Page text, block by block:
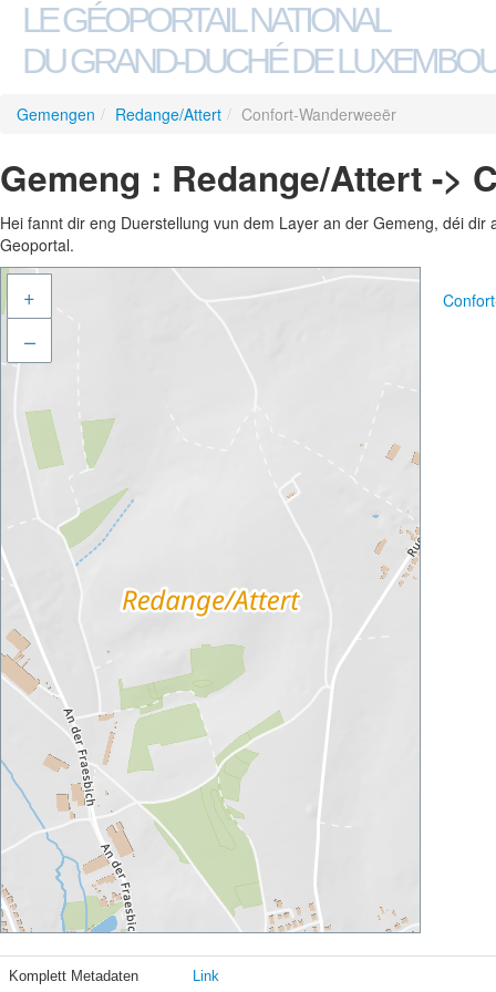
LE GÉOPORTAIL NATIONAL
DU GRAND-DUCHÉ DE
Gemengen / Redange/Attert / Confort-Wanderweeër
Gemeng : Redange/Attert ->
Hei fannt dir eng Duerstellung vun dem Layer an der Gemeng, déi
Geoportal.
+
–
Komplett Metadaten Link